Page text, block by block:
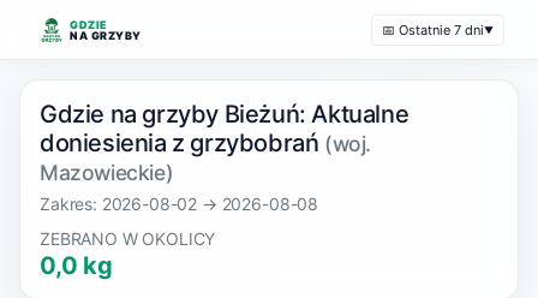
GDZIE
NA GRZYBY
📅 Ostatnie 7 dni▼
Gdzie na grzyby Bieżuń: Aktualne
doniesienia z grzybobrań (woj.
Mazowieckie)
Zakres: 2026-08-02 → 2026-08-08
ZEBRANO W OKOLICY
0,0 kg